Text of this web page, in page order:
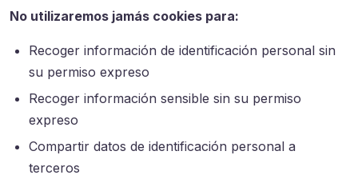
No utilizaremos jamás cookies para:
Recoger información de identificación personal sin
su permiso expreso
Recoger información sensible sin su permiso
expreso
Compartir datos de identificación personal a
terceros